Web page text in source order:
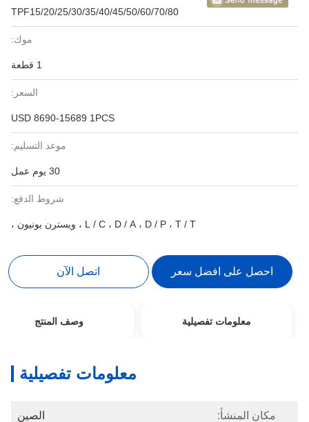
TPF15/20/25/30/35/40/45/50/60/70/80
موك:
السعر:
USD 8690-15689 1PCS
موعد التسليم:
30 يوم عمل
شروط الدفع:
L / C ، D / A ، D / P ، T / T ، ويسترن يونيون ،
احصل على افضل سعر اتصل الآن
معلومات تفصيلية وصف المنتج
معلومات تفصيلية
مكان المنشأ: الصين